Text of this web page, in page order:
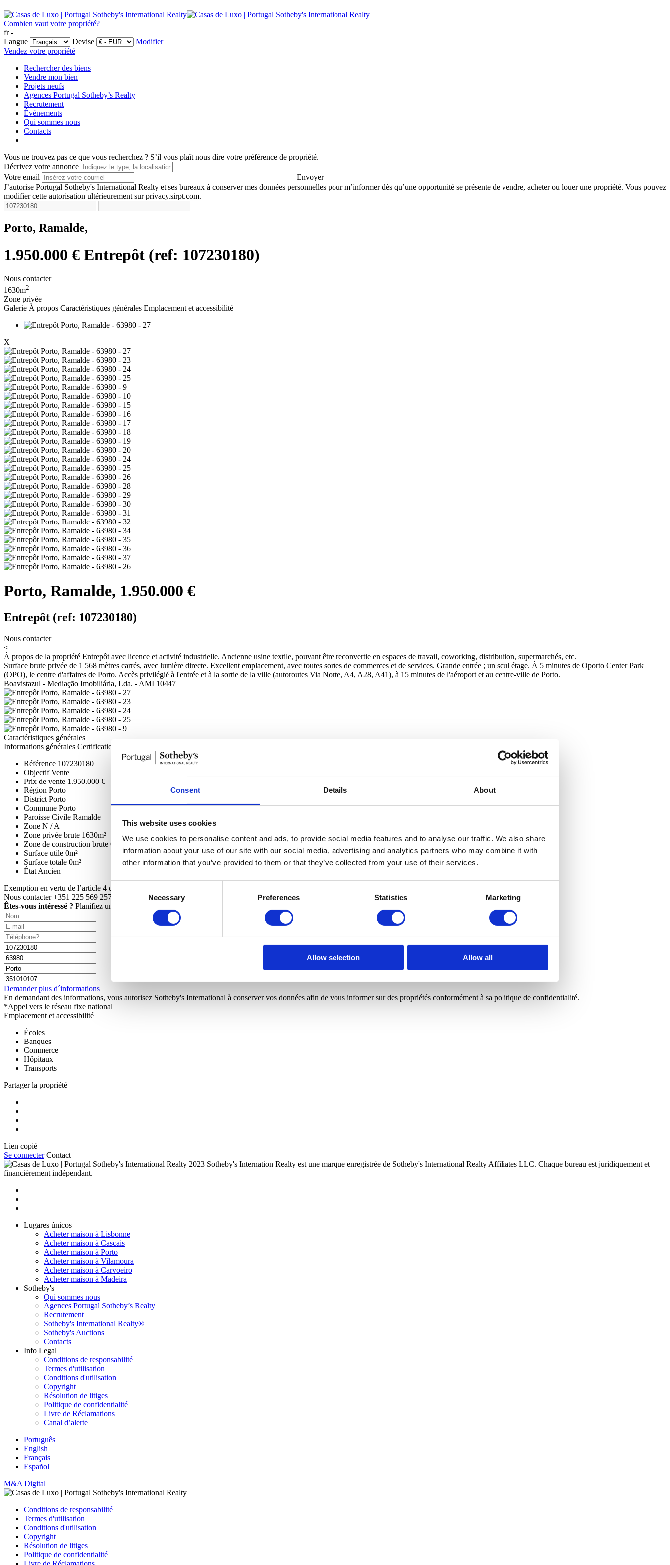
Consent Details About
This website uses cookies
We use cookies to personalise content and ads, to provide social media features and to analyse our traffic. We also share
information about your use of our site with our social media, advertising and analytics partners who may combine it with
other information that you’ve provided to them or that they’ve collected from your use of their services.
Consent
Selection
Necessary Preferences Statistics Marketing
Allow selection Allow all
Combien vaut votre propriété?
fr -
Langue
Devise
Modifier
Vendez votre propriété
Rechercher des biens
Vendre mon bien
Projets neufs
Agences Portugal Sotheby’s Realty
Recrutement
Événements
Qui sommes nous
Contacts
Vous ne trouvez pas ce que vous recherchez ? S’il vous plaît nous dire votre préférence de propriété.
Décrivez votre annonce
Votre email
Envoyer
J’autorise Portugal Sotheby's International Realty et ses bureaux à conserver mes données personnelles pour m’informer dès qu’une opportunité se présente de vendre, acheter ou louer une propriété. Vous pouvez
modifier cette autorisation ultérieurement sur privacy.sirpt.com.
Porto, Ramalde,
1.950.000 € Entrepôt (ref: 107230180)
Nous contacter
1630m2
Zone privée
Galerie À propos Caractéristiques générales Emplacement et accessibilité
X
Porto, Ramalde, 1.950.000 €
Entrepôt (ref: 107230180)
Nous contacter
<
À propos de la propriété Entrepôt avec licence et activité industrielle. Ancienne usine textile, pouvant être reconvertie en espaces de travail, coworking, distribution, supermarchés, etc.
Surface brute privée de 1 568 mètres carrés, avec lumière directe. Excellent emplacement, avec toutes sortes de commerces et de services. Grande entrée ; un seul étage. À 5 minutes de Oporto Center Park
(OPO), le centre d'affaires de Porto. Accès privilégié à l'entrée et à la sortie de la ville (autoroutes Via Norte, A4, A28, A41), à 15 minutes de l'aéroport et au centre-ville de Porto.
Boavistazul - Mediação Imobiliária, Lda. - AMI 10447
Caractéristiques générales
Informations générales Certification
Référence 107230180
Objectif Vente
Prix de vente 1.950.000 €
Région Porto
District Porto
Commune Porto
Paroisse Civile Ramalde
Zone N / A
Zone privée brute 1630m²
Zone de construction brute 0m²
Surface utile 0m²
Surface totale 0m²
État Ancien
Exemption en vertu de l’article 4 du décret-loi nº118 / 2013.
Nous contacter +351 225 569 257*
Êtes-vous intéressé ? Planifiez une visite ou demandez plus d’informations.
Demander plus d´informations
En demandant des informations, vous autorisez Sotheby's International à conserver vos données afin de vous informer sur des propriétés conformément à sa politique de confidentialité.
*Appel vers le réseau fixe national
Emplacement et accessibilité
Écoles
Banques
Commerce
Hôpitaux
Transports
Partager la propriété
Lien copié
Se connecter Contact
2023 Sotheby's Internation Realty est une marque enregistrée de Sotheby's International Realty Affiliates LLC. Chaque bureau est juridiquement et
financièrement indépendant.
Lugares únicos
Acheter maison à Lisbonne
Acheter maison à Cascais
Acheter maison à Porto
Acheter maison à Vilamoura
Acheter maison à Carvoeiro
Acheter maison à Madeira
Sotheby's
Qui sommes nous
Agences Portugal Sotheby’s Realty
Recrutement
Sotheby's International Realty®
Sotheby's Auctions
Contacts
Info Legal
Conditions de responsabilité
Termes d'utilisation
Conditions d'utilisation
Copyright
Résolution de litiges
Politique de confidentialité
Livre de Réclamations
Canal d’alerte
Português
English
Français
Español
M&A Digital
Conditions de responsabilité
Termes d'utilisation
Conditions d'utilisation
Copyright
Résolution de litiges
Politique de confidentialité